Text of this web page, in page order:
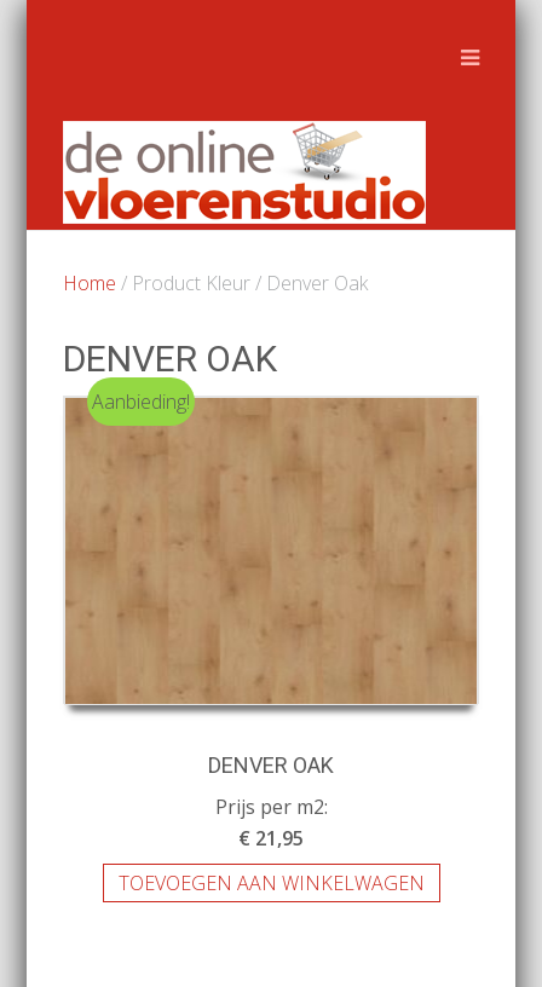
Home / Product Kleur / Denver Oak
DENVER OAK
Aanbieding!
DENVER OAK
Prijs per m2:
€ 21,95
TOEVOEGEN AAN WINKELWAGEN